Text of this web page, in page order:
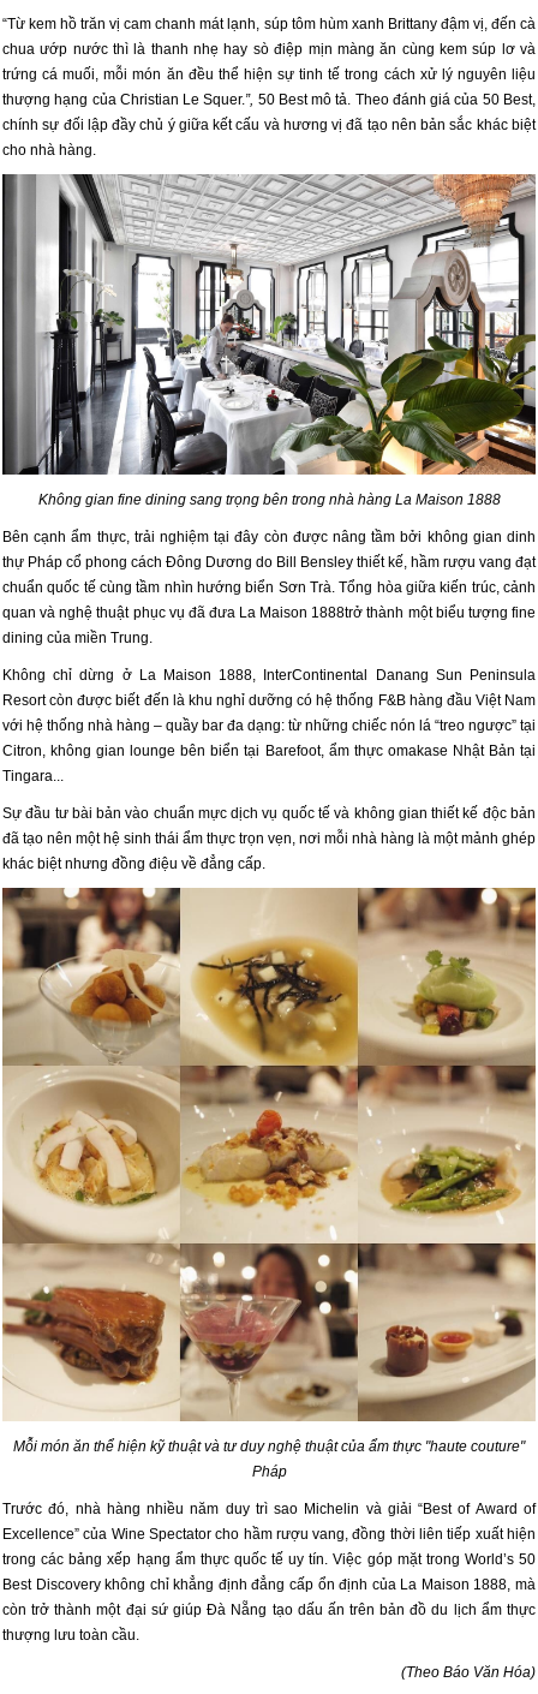
“Từ kem hồ trăn vị cam chanh mát lạnh, súp tôm hùm xanh Brittany đậm vị, đến cà
chua ướp nước thì là thanh nhẹ hay sò điệp mịn màng ăn cùng kem súp lơ và
trứng cá muối, mỗi món ăn đều thể hiện sự tinh tế trong cách xử lý nguyên liệu
thượng hạng của Christian Le Squer.”, 50 Best mô tả. Theo đánh giá của 50 Best,
chính sự đối lập đầy chủ ý giữa kết cấu và hương vị đã tạo nên bản sắc khác biệt
cho nhà hàng.
Không gian fine dining sang trọng bên trong nhà hàng La Maison 1888
Bên cạnh ẩm thực, trải nghiệm tại đây còn được nâng tầm bởi không gian dinh
thự Pháp cổ phong cách Đông Dương do Bill Bensley thiết kế, hầm rượu vang đạt
chuẩn quốc tế cùng tầm nhìn hướng biển Sơn Trà. Tổng hòa giữa kiến trúc, cảnh
quan và nghệ thuật phục vụ đã đưa La Maison 1888trở thành một biểu tượng fine
dining của miền Trung.
Không chỉ dừng ở La Maison 1888, InterContinental Danang Sun Peninsula
Resort còn được biết đến là khu nghỉ dưỡng có hệ thống F&B hàng đầu Việt Nam
với hệ thống nhà hàng – quầy bar đa dạng: từ những chiếc nón lá “treo ngược” tại
Citron, không gian lounge bên biển tại Barefoot, ẩm thực omakase Nhật Bản tại
Tingara...
Sự đầu tư bài bản vào chuẩn mực dịch vụ quốc tế và không gian thiết kế độc bản
đã tạo nên một hệ sinh thái ẩm thực trọn vẹn, nơi mỗi nhà hàng là một mảnh ghép
khác biệt nhưng đồng điệu về đẳng cấp.
Mỗi món ăn thể hiện kỹ thuật và tư duy nghệ thuật của ẩm thực "haute couture"
Pháp
Trước đó, nhà hàng nhiều năm duy trì sao Michelin và giải “Best of Award of
Excellence” của Wine Spectator cho hầm rượu vang, đồng thời liên tiếp xuất hiện
trong các bảng xếp hạng ẩm thực quốc tế uy tín. Việc góp mặt trong World’s 50
Best Discovery không chỉ khẳng định đẳng cấp ổn định của La Maison 1888, mà
còn trở thành một đại sứ giúp Đà Nẵng tạo dấu ấn trên bản đồ du lịch ẩm thực
thượng lưu toàn cầu.
(Theo Báo Văn Hóa)